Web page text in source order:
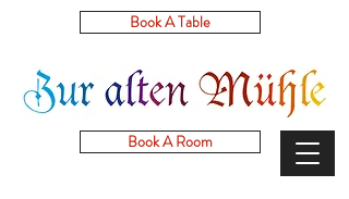
Book A Room
Book A Table